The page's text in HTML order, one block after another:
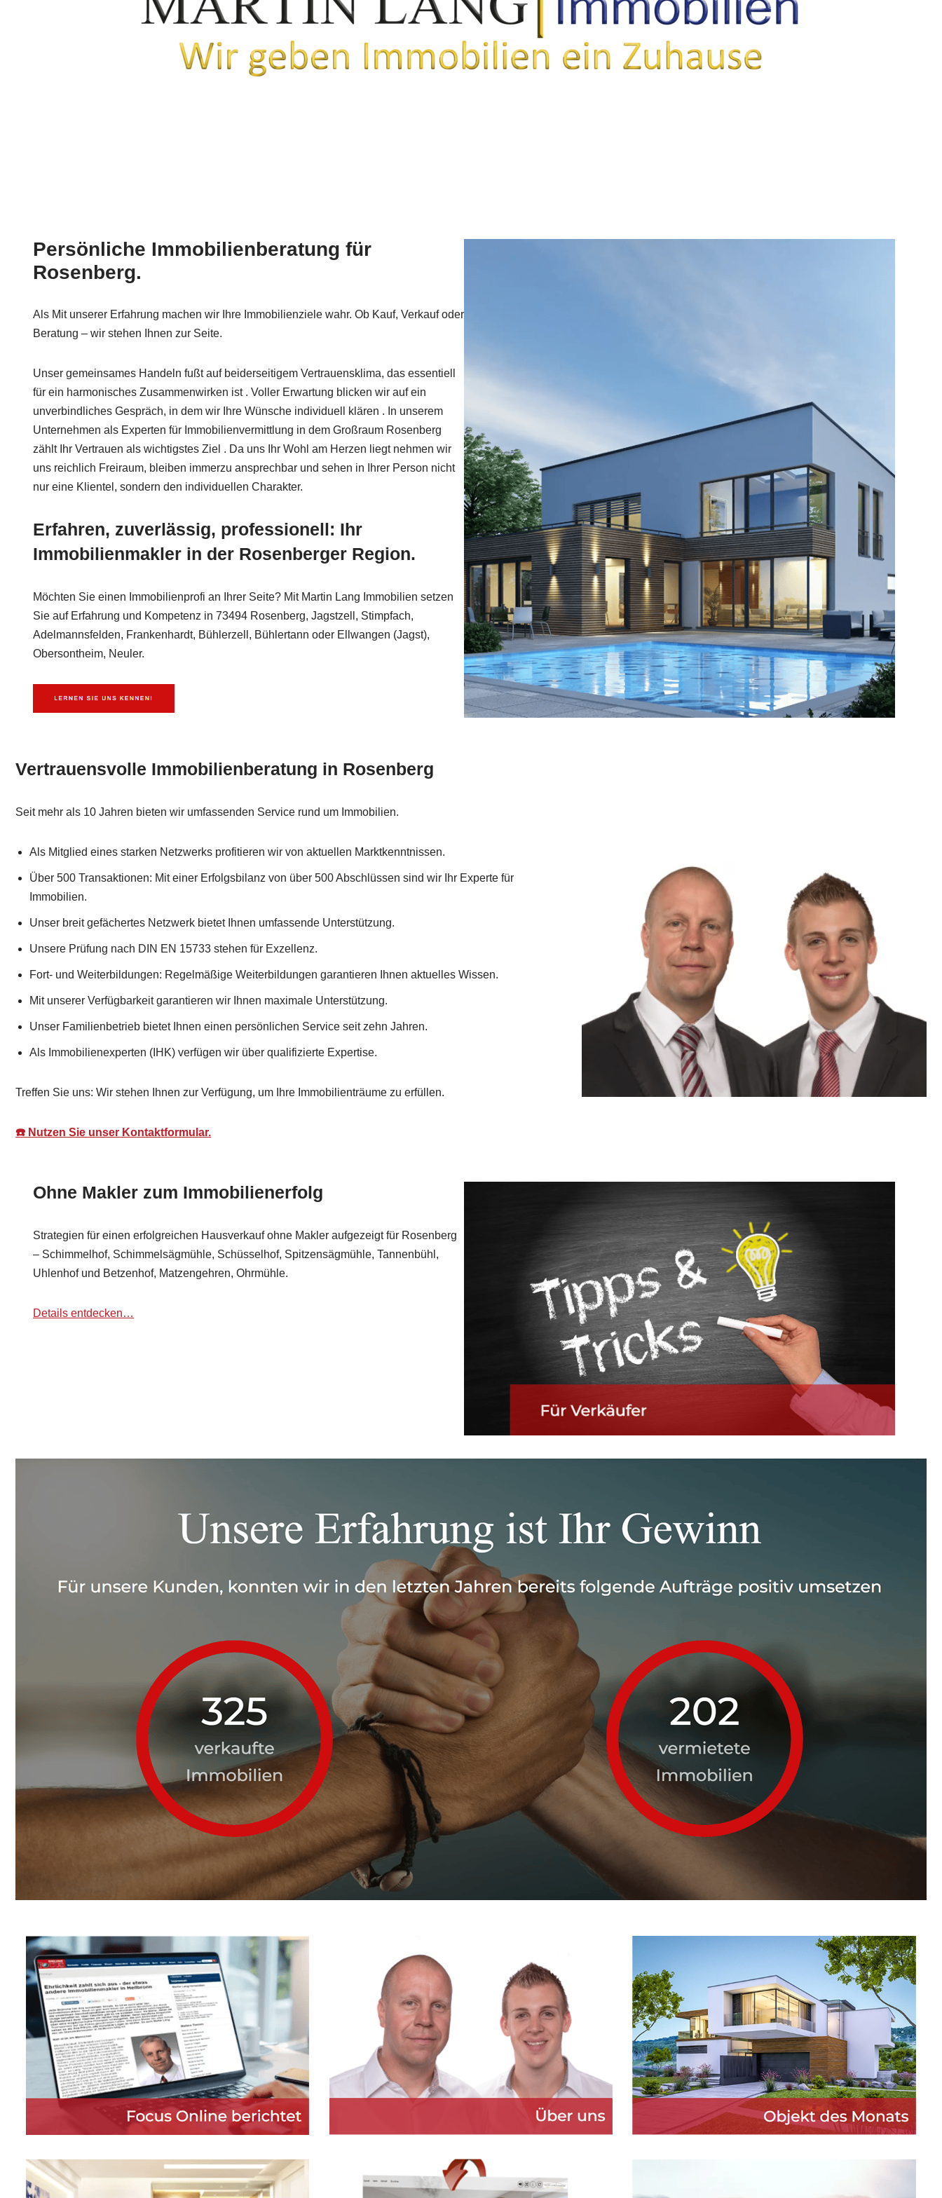
Persönliche Immobilienberatung für
Rosenberg.
Als Mit unserer Erfahrung machen wir Ihre Immobilienziele wahr. Ob Kauf, Verkauf oder
Beratung – wir stehen Ihnen zur Seite.
Unser gemeinsames Handeln fußt auf beiderseitigem Vertrauensklima, das essentiell
für ein harmonisches Zusammenwirken ist . Voller Erwartung blicken wir auf ein
unverbindliches Gespräch, in dem wir Ihre Wünsche individuell klären . In unserem
Unternehmen als Experten für Immobilienvermittlung in dem Großraum Rosenberg
zählt Ihr Vertrauen als wichtigstes Ziel . Da uns Ihr Wohl am Herzen liegt nehmen wir
uns reichlich Freiraum, bleiben immerzu ansprechbar und sehen in Ihrer Person nicht
nur eine Klientel, sondern den individuellen Charakter.
Erfahren, zuverlässig, professionell: Ihr
Immobilienmakler in der Rosenberger Region.
Möchten Sie einen Immobilienprofi an Ihrer Seite? Mit Martin Lang Immobilien setzen
Sie auf Erfahrung und Kompetenz in 73494 Rosenberg, Jagstzell, Stimpfach,
Adelmannsfelden, Frankenhardt, Bühlerzell, Bühlertann oder Ellwangen (Jagst),
Obersontheim, Neuler.
Vertrauensvolle Immobilienberatung in Rosenberg
Seit mehr als 10 Jahren bieten wir umfassenden Service rund um Immobilien.
Als Mitglied eines starken Netzwerks profitieren wir von aktuellen Marktkenntnissen.
Über 500 Transaktionen: Mit einer Erfolgsbilanz von über 500 Abschlüssen sind wir Ihr Experte für
Immobilien.
Unser breit gefächertes Netzwerk bietet Ihnen umfassende Unterstützung.
Unsere Prüfung nach DIN EN 15733 stehen für Exzellenz.
Fort- und Weiterbildungen: Regelmäßige Weiterbildungen garantieren Ihnen aktuelles Wissen.
Mit unserer Verfügbarkeit garantieren wir Ihnen maximale Unterstützung.
Unser Familienbetrieb bietet Ihnen einen persönlichen Service seit zehn Jahren.
Als Immobilienexperten (IHK) verfügen wir über qualifizierte Expertise.
Treffen Sie uns: Wir stehen Ihnen zur Verfügung, um Ihre Immobilienträume zu erfüllen.
☎️ Nutzen Sie unser Kontaktformular.
Ohne Makler zum Immobilienerfolg
Strategien für einen erfolgreichen Hausverkauf ohne Makler aufgezeigt für Rosenberg
– Schimmelhof, Schimmelsägmühle, Schüsselhof, Spitzensägmühle, Tannenbühl,
Uhlenhof und Betzenhof, Matzengehren, Ohrmühle.
Details entdecken…